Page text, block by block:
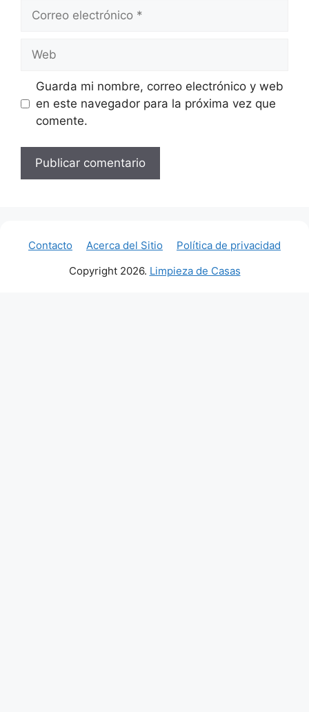
electrónico
Guarda mi nombre, correo electrónico y web
en este navegador para la próxima vez que
comente.
Contacto Acerca del Sitio
Política de privacidad
Copyright 2026. Limpieza de Casas